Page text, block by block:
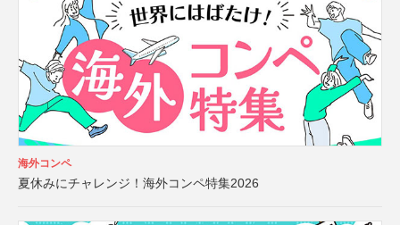
海外コンペ
夏休みにチャレンジ！海外コンペ特集2026